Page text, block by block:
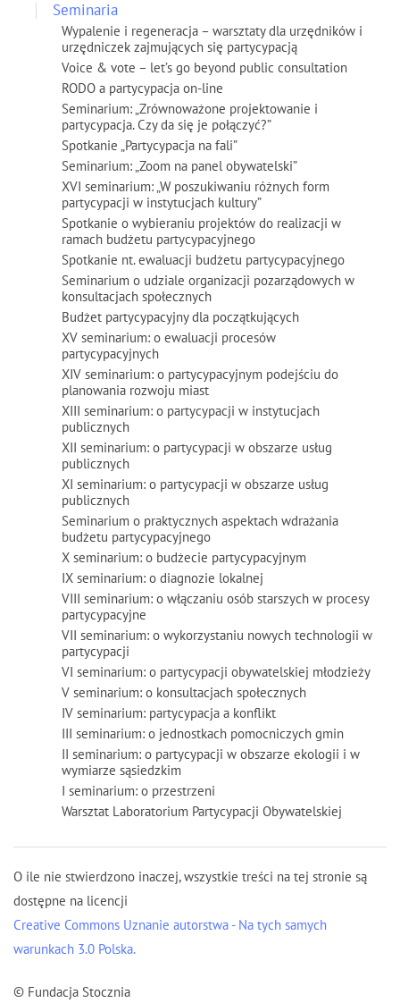
Seminaria
Wypalenie i regeneracja – warsztaty dla urzędników i
urzędniczek zajmujących się partycypacją
Voice & vote – let’s go beyond public consultation
RODO a partycypacja on-line
Seminarium: „Zrównoważone projektowanie i
partycypacja. Czy da się je połączyć?”
Spotkanie „Partycypacja na fali”
Seminarium: „Zoom na panel obywatelski”
XVI seminarium: „W poszukiwaniu różnych form
partycypacji w instytucjach kultury”
Spotkanie o wybieraniu projektów do realizacji w
ramach budżetu partycypacyjnego
Spotkanie nt. ewaluacji budżetu partycypacyjnego
Seminarium o udziale organizacji pozarządowych w
konsultacjach społecznych
Budżet partycypacyjny dla początkujących
XV seminarium: o ewaluacji procesów
partycypacyjnych
XIV seminarium: o partycypacyjnym podejściu do
planowania rozwoju miast
XIII seminarium: o partycypacji w instytucjach
publicznych
XII seminarium: o partycypacji w obszarze usług
publicznych
XI seminarium: o partycypacji w obszarze usług
publicznych
Seminarium o praktycznych aspektach wdrażania
budżetu partycypacyjnego
X seminarium: o budżecie partycypacyjnym
IX seminarium: o diagnozie lokalnej
VIII seminarium: o włączaniu osób starszych w procesy
partycypacyjne
VII seminarium: o wykorzystaniu nowych technologii w
partycypacji
VI seminarium: o partycypacji obywatelskiej młodzieży
V seminarium: o konsultacjach społecznych
IV seminarium: partycypacja a konflikt
III seminarium: o jednostkach pomocniczych gmin
II seminarium: o partycypacji w obszarze ekologii i w
wymiarze sąsiedzkim
I seminarium: o przestrzeni
Warsztat Laboratorium Partycypacji Obywatelskiej
O ile nie stwierdzono inaczej, wszystkie treści na tej stronie są
dostępne na licencji
Creative Commons Uznanie autorstwa - Na tych samych
warunkach 3.0 Polska.
© Fundacja Stocznia